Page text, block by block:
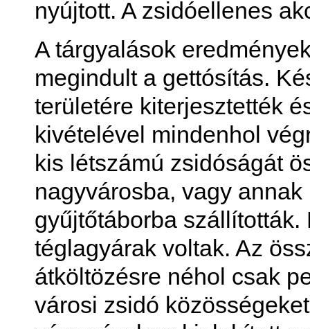
nyújtott. A zsidóellenes
A tárgyalások
megindult a gettósítás.
területére kiterjesztették
kivételével mindenhol
kis létszámú zsidóságát
nagyvárosba, vagy
gyűjtőtáborba
téglagyárak voltak. Az
átköltözésre néhol csak
városi zsidó